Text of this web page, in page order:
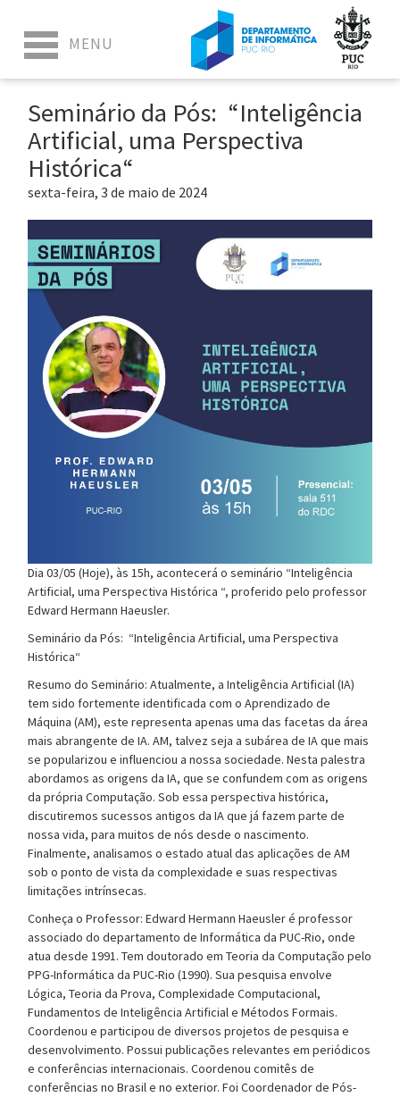
Seminário da Pós: “Inteligência
Artificial, uma Perspectiva
Histórica“
sexta-feira, 3 de maio de 2024
Dia03/05 (Hoje), às15h, acontecerá o seminário “Inteligência
Artificial, uma Perspectiva Histórica “, proferidopelo professor
Edward Hermann Haeusler.
Seminário da Pós: “Inteligência Artificial, uma Perspectiva
Histórica“
Resumo do Seminário:Atualmente, a Inteligência Artificial (IA)
tem sido fortemente identificada com o Aprendizado de
Máquina (AM), este representa apenas uma das facetas da área
mais abrangente de IA. AM, talvez seja a subárea de IA que mais
se popularizou e influenciou a nossa sociedade. Nesta palestra
abordamos as origens da IA, que se confundem com as origens
da própria Computação. Sob essa perspectiva histórica,
discutiremos sucessos antigos da IA que já fazem parte de
nossa vida, para muitos de nós desde o nascimento.
Finalmente, analisamos o estado atual das aplicações de AM
sob o ponto de vista da complexidade e suas respectivas
limitações intrínsecas.
Conheça o Professor:Edward Hermann Haeusler é professor
associado do departamento de Informática da PUC-Rio, onde
atua desde 1991. Tem doutorado em Teoria da Computação pelo
PPG-Informática da PUC-Rio (1990). Sua pesquisa envolve
Lógica, Teoria da Prova, Complexidade Computacional,
Fundamentos de Inteligência Artificial e Métodos Formais.
Coordenou e participou de diversos projetos de pesquisa e
desenvolvimento. Possui publicações relevantes em periódicos
e conferências internacionais. Coordenou comitês de
conferências no Brasil e no exterior. Foi Coordenador de Pós-